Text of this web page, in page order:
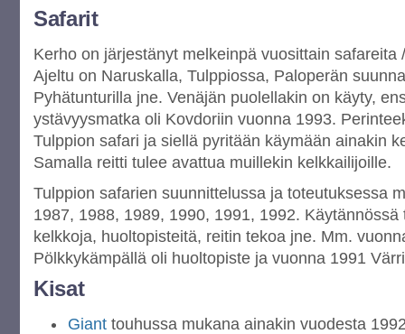
Safarit
Kerho on järjestänyt melkeinpä vuosittain safareita
Ajeltu on Naruskalla, Tulppiossa, Paloperän
Pyhätunturilla jne. Venäjän puolellakin on käyty,
ystävyysmatka oli Kovdoriin vuonna 1993.
Tulppion safari ja siellä pyritään käymään ainakin
Samalla reitti tulee avattua muillekin kelkkailijoille.
Tulppion safarien suunnittelussa ja toteutuksessa
1987, 1988, 1989, 1990, 1991, 1992. Käytännössä
kelkkoja, huoltopisteitä, reitin tekoa jne. Mm.
Pölkkykämpällä oli huoltopiste ja vuonna 1991
Kisat
Giant touhussa mukana ainakin vuodesta